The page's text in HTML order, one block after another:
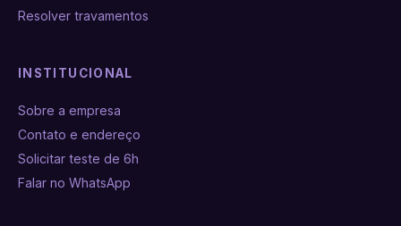
Resolver travamentos
INSTITUCIONAL
Sobre a empresa
Contato e endereço
Solicitar teste de 6h
Falar no WhatsApp